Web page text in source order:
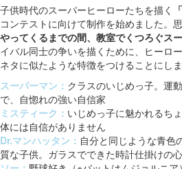
子供時代のスーパーヒーローたちを描く
コンテストに向けて制作を始めました。
やってくるまでの間、教室でくつろぐス
イバル同士の争いを描くために、ヒーロ
ネタに似たような特徴をつけることにしま
スーパーマン： クラスのいじめっ子。運
で、自惚れの強い自信家
ミスティーク： いじめっ子に魅かれるち
体には自信がありません
Dr.マンハッタン： 自分と同じような青色
質な子供。ガラスでできた時計仕掛けの